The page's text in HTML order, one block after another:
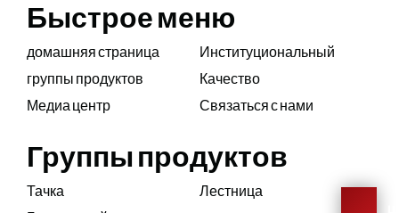
Быстрое меню
домашняя страница
Институциональный
группы продуктов
Качество
Медиа центр
Связаться с нами
Группы продуктов
Тачка
Лестница